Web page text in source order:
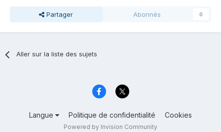
Partager Abonnés 0
Aller sur la liste des sujets
Langue Politique de confidentialité Cookies
Powered by Invision Community